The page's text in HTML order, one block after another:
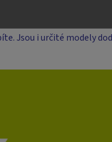
aby měly špičky prutu
balení. Jiné
Jsou i určité modely